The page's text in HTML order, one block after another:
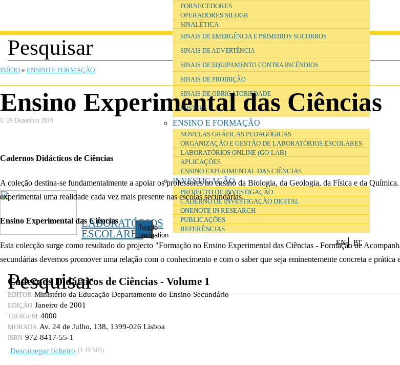
LABORATÓRIOS
ESCOLARES
Toggle
navigation
FORNECEDORES
OPERADORES SILOGR
SINALÉTICA
SINAIS DE EMERGÊNCIA E PRIMEIROS SOCORROS
SINAIS DE ADVERTÊNCIA
SINAIS DE EQUIPAMENTO CONTRA INCÊNDIOS
SINAIS DE PROIBIÇÃO
SINAIS DE OBRIGATORIEDADE
POSTERS
ENSINO E FORMAÇÃO
NOVELAS GRÁFICAS PEDAGÓGICAS
ORGANIZAÇÃO E GESTÃO DE LABORATÓRIOS ESCOLARES
LABORATÓRIOS ONLINE (GO-LAB)
APLICAÇÕES
ENSINO EXPERIMENTAL DAS CIÊNCIAS
INVESTIGAÇÃO
PROJECTO DE INVESTIGAÇÃO
CADERNO DE INVESTIGAÇÃO DIGITAL
ONENOTE IN RESEARCH
PUBLICAÇÕES
REFERÊNCIAS
EN PT
ESTÁ AQUI
INÍCIO » ENSINO E FORMAÇÃO
Ensino Experimental das Ciências
29 Dezembro 2016
Cadernos Didácticos de Ciências
A coleção destina-se fundamentalmente a apoiar os professores no ensino da Biologia, da Geologia, da Física e da
experimental uma realidade cada vez mais presente nas escolas secundárias.
Ensino Experimental das Ciências
Esta colecção surge como resultado do projecto "Formação no Ensino Experimental das Ciências - Formação de
secundárias devemos promover uma relação com o conhecimento e com o saber que seja eminentemente concreta e prática
Cadernos Didácticos de Ciências - Volume 1
EDITOR Ministério da Educação Departamento do Ensino Secundário
EDIÇÃO Janeiro de 2001
TIRAGEM 4000
MORADA Av. 24 de Julho, 138, 1399-026 Lisboa
ISBN 972-8417-55-1
Descarregar ficheiro (1.49 MB)